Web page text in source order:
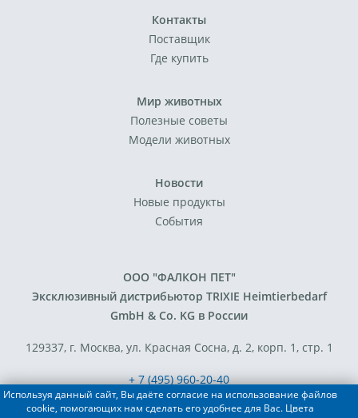
Контакты
Поставщик
Где купить
Мир животных
Полезные советы
Модели животных
Новости
Новые продукты
События
ООО "ФАЛКОН ПЕТ"
Эксклюзивный дистрибьютор TRIXIE Heimtierbedarf
GmbH & Co. KG в России
129337, г. Москва, ул. Красная Сосна, д. 2, корп. 1, стр. 1
+ 7 (495) 960-20-40
+ 7 (495) 122-25-18
Используя данный сайт, Вы даёте согласие на использование файлов
cookie, помогающих нам сделать его удобнее для Вас. Цвета